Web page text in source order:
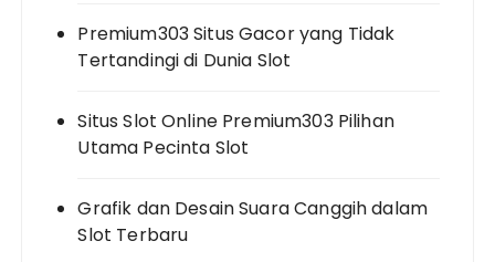
Premium303 Situs Gacor yang Tidak
Tertandingi di Dunia Slot
Situs Slot Online Premium303 Pilihan
Utama Pecinta Slot
Grafik dan Desain Suara Canggih dalam
Slot Terbaru